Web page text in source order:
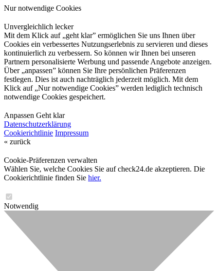
Nur notwendige Cookies
Unvergleichlich lecker
Mit dem Klick auf „geht klar” ermöglichen Sie uns Ihnen über
Cookies ein verbessertes Nutzungserlebnis zu servieren und dieses
kontinuierlich zu verbessern. So können wir Ihnen bei unseren
Partnern personalisierte Werbung und passende Angebote anzeigen.
Über „anpassen” können Sie Ihre persönlichen Präferenzen
festlegen. Dies ist auch nachträglich jederzeit möglich. Mit dem
Klick auf „Nur notwendige Cookies” werden lediglich technisch
notwendige Cookies gespeichert.
Anpassen Geht klar
Datenschutzerklärung
Cookierichtlinie Impressum
« zurück
Cookie-Präferenzen verwalten
Wählen Sie, welche Cookies Sie auf check24.de akzeptieren. Die
Cookierichtlinie finden Sie hier.
Notwendig